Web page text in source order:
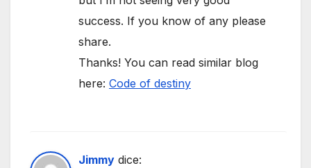
success. If you know of any please
share.
Thanks! You can read similar blog
here: Code of destiny
Jimmy dice: